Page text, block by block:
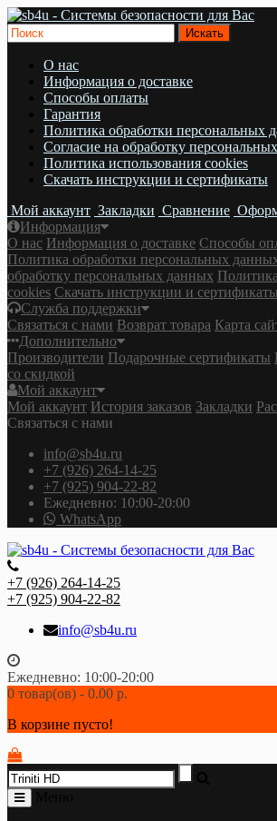
О нас
Информация о доставке
Cпособы оплаты
Гарантия
Политика обработки персональных
Согласие на обработку
Политика использования cookies
Скачать инструкции и сертификаты
Мой аккаунт Закладки Сравнение
Информация
О нас Информация о доставке Cпособы
Политика обработки персональных
обработку персональных данных
cookies Скачать инструкции и сертификаты
Служба поддержки
Связаться с нами Возврат товара Карта
Дополнительно
Производители Подарочные сертификаты
со скидкой
Мой аккаунт
Мой аккаунт История заказов Закладки
Связаться с нами
info@sb4u.ru
+7 (926) 264-14-25
+7 (925) 904-22-82
Ежедневно: 10:00-20:00
WhatsApp
+7 (926) 264-14-25
+7 (925) 904-22-82
info@sb4u.ru
Ежедневно: 10:00-20:00
0 товар(ов) - 0.00 р.
В корзине пусто!